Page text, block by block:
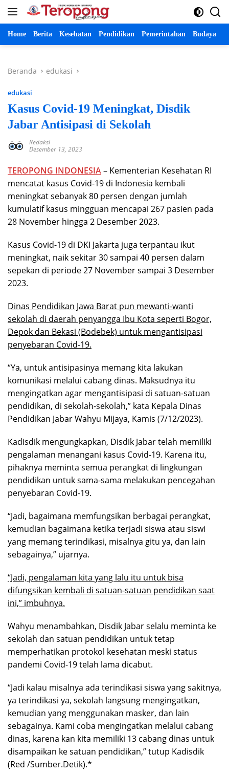
Langsung
Home Berita Kesehatan Pendidikan Pemerintahan Budaya
Beranda edukasi
edukasi
Kasus Covid-19 Meningkat, Disdik
Jabar Antisipasi di Sekolah
Redaksi
Desember 13, 2023
TEROPONG INDONESIA– Kementerian Kesehatan RI
mencatat kasus Covid-19 di Indonesia kembali
meningkat sebanyak 80 persen dengan jumlah
kumulatif kasus mingguan mencapai 267 pasien pada
28 November hingga 2 Desember 2023.
Kasus Covid-19 di DKI Jakarta juga terpantau ikut
meningkat, naik sekitar 30 sampai 40 persen dalam
sepekan di periode 27 November sampai 3 Desember
2023.
Dinas Pendidikan Jawa Barat pun mewanti-wanti
sekolah di daerah penyangga Ibu Kota seperti Bogor,
Depok dan Bekasi (Bodebek) untuk mengantisipasi
penyebaran Covid-19.
“Ya, untuk antisipasinya memang kita lakukan
komunikasi melalui cabang dinas. Maksudnya itu
mengingatkan agar mengantisipasi di satuan-satuan
pendidikan, di sekolah-sekolah,” kata Kepala Dinas
Pendidikan Jabar Wahyu Mijaya, Kamis (7/12/2023).
Kadisdik mengungkapkan, Disdik Jabar telah memiliki
pengalaman menangani kasus Covid-19. Karena itu,
pihaknya meminta semua perangkat di lingkungan
pendidikan untuk sama-sama melakukan pencegahan
penyebaran Covid-19.
“Jadi, bagaimana memfungsikan berbagai perangkat,
kemudian bagaimana ketika terjadi siswa atau siswi
yang memang terindikasi, misalnya gitu ya, dan lain
sebagainya,” ujarnya.
“Jadi, pengalaman kita yang lalu itu untuk bisa
difungsikan kembali di satuan-satuan pendidikan saat
ini,” imbuhnya.
Wahyu menambahkan, Disdik Jabar selalu meminta ke
sekolah dan satuan pendidikan untuk tetap
memperhatikan protokol kesehatan meski status
pandemi Covid-19 telah lama dicabut.
“Jadi kalau misalnya ada terindikasi siswa yang sakitnya,
ya terindikasi ya, sekolah langsung mengingatkan,
kemudian yang menggunakan masker, dan lain
sebagainya. Kami coba mengingatkan melalui cabang
dinas, karena kan kita memiliki 13 cabang dinas untuk
disampaikan ke satuan pendidikan,” tutup Kadisdik
(Red /Sumber.Detik).*